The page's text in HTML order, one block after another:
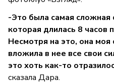
-Это была самая сложная
которая длилась 8
Несмотря на это, она моя
вложила в нее все свои
это хоть как-то
сказала Дара.